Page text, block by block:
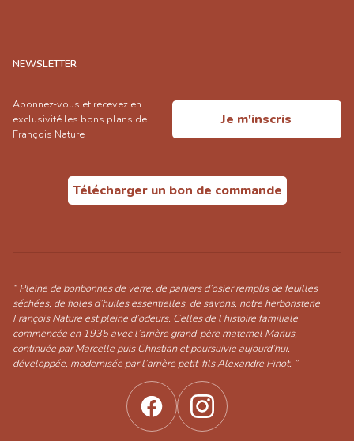
NEWSLETTER
Abonnez-vous et recevez en
exclusivité les bons plans de
François Nature
Je m'inscris
Télécharger un bon de commande
“ Pleine de bonbonnes de verre, de paniers d’osier remplis de feuilles
séchées, de fioles d’huiles essentielles, de savons, notre herboristerie
François Nature est pleine d’odeurs. Celles de l’histoire familiale
commencée en 1935 avec l’arrière grand-père maternel Marius,
continuée par Marcelle puis Christian et poursuivie aujourd’hui,
développée, modernisée par l’arrière petit-fils Alexandre Pinot. ”